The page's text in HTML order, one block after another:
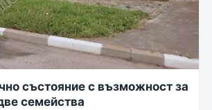
състояние с възможност за
семейства